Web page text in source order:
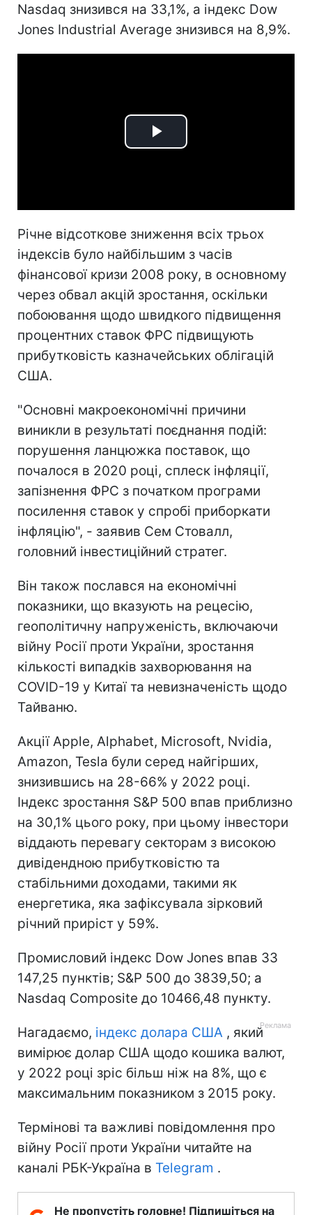
Nasdaq знизився на 33,1%, а індекс Dow
Jones Industrial Average знизився на 8,9%.
Play
Річне відсоткове зниження всіх трьох
індексів було найбільшим з часів
фінансової кризи 2008 року, в основному
через обвал акцій зростання, оскільки
побоювання щодо швидкого підвищення
процентних ставок ФРС підвищують
прибутковість казначейських облігацій
США.
"Основні макроекономічні причини
виникли в результаті поєднання подій:
порушення ланцюжка поставок, що
почалося в 2020 році, сплеск інфляції,
запізнення ФРС з початком програми
посилення ставок у спробі приборкати
інфляцію", - заявив Сем Стовалл,
головний інвестиційний стратег.
Він також послався на економічні
показники, що вказують на рецесію,
геополітичну напруженість, включаючи
війну Росії проти України, зростання
кількості випадків захворювання на
COVID-19 у Китаї та невизначеність щодо
Тайваню.
Акції Apple, Alphabet, Microsoft, Nvidia,
Amazon, Tesla були серед найгірших,
знизившись на 28-66% у 2022 році.
Індекс зростання S&P 500 впав приблизно
на 30,1% цього року, при цьому інвестори
віддають перевагу секторам з високою
дивідендною прибутковістю та
стабільними доходами, такими як
енергетика, яка зафіксувала зірковий
річний приріст у 59%.
Промисловий індекс Dow Jones впав 33
147,25 пунктів; S&P 500 до 3839,50; а
Nasdaq Composite до 10466,48 пункту.
Нагадаємо, індекс долара США , який
вимірює долар США щодо кошика валют,
у 2022 році зріс більш ніж на 8%, що є
максимальним показником з 2015 року.
Термінові та важливі повідомлення про
війну Росії проти України читайте на
каналі РБК-Україна в Telegram .
Не пропустіть головне! Підпишіться на